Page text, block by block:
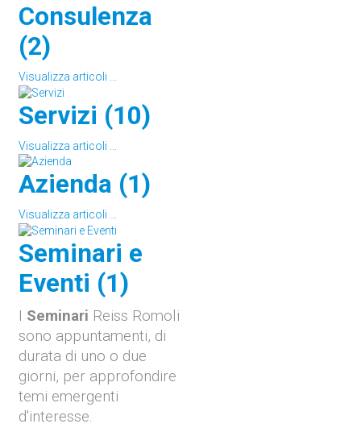
Consulenza
(2)
Visualizza articoli ...
Servizi (10)
Visualizza articoli ...
Azienda (1)
Visualizza articoli ...
Seminari e
Eventi (1)
I Seminari Reiss Romoli
sono appuntamenti, di
durata di uno o due
giorni, per approfondire
temi emergenti
d'interesse.